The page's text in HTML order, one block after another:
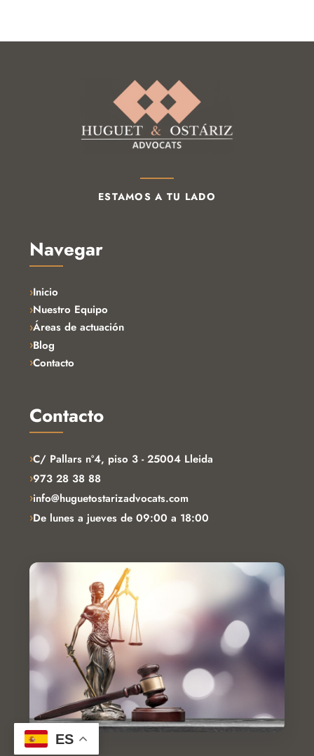
ESTAMOS A TU LADO
Navegar
Inicio
Nuestro Equipo
Áreas de actuación
Blog
Contacto
Contacto
›C/ Pallars nº4, piso 3 - 25004 Lleida
›973 28 38 88
›info@huguetostarizadvocats.com
›De lunes a jueves de 09:00 a 18:00
ES